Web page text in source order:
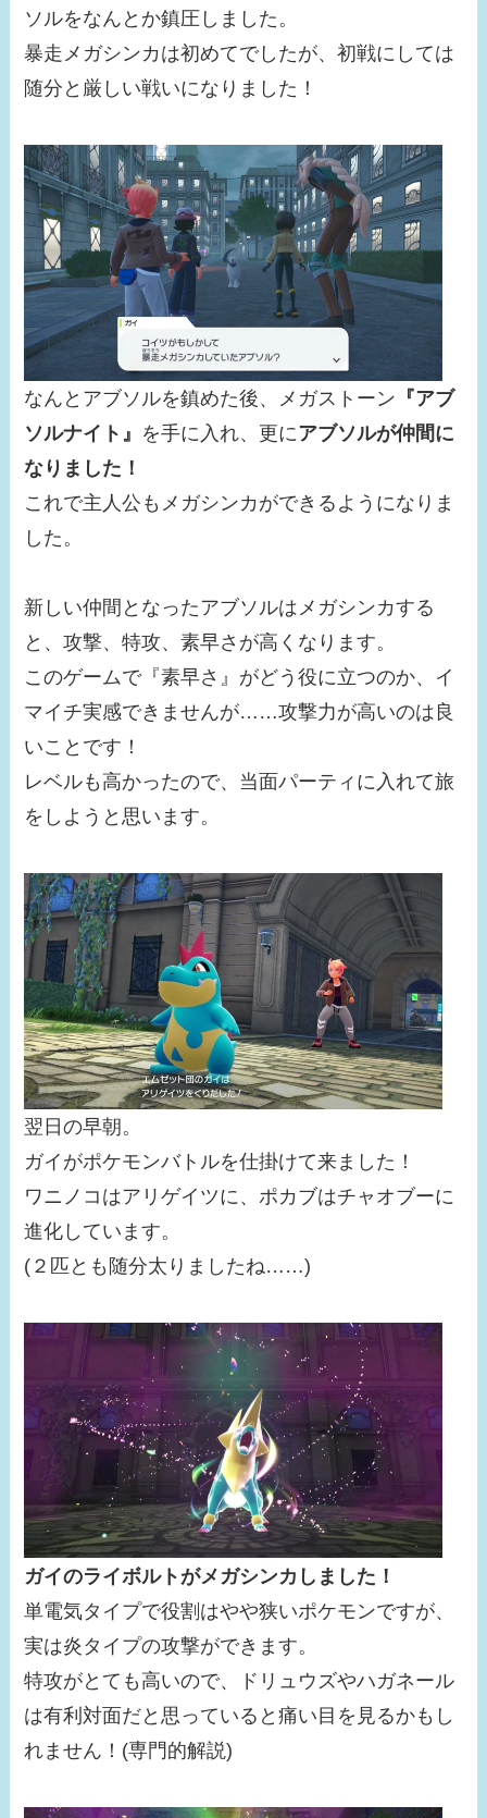
ソルをなんとか鎮圧しました。
暴走メガシンカは初めてでしたが、初戦にしては
随分と厳しい戦いになりました！
なんとアブソルを鎮めた後、メガストーン 『アブ
ソルナイト』 を手に入れ、更にアブソルが仲間に
なりました！
これで主人公もメガシンカができるようになりま
した。
新しい仲間となったアブソルはメガシンカする
と、攻撃、特攻、素早さが高くなります。
このゲームで『素早さ』がどう役に立つのか、イ
マイチ実感できませんが……攻撃力が高いのは良
いことです！
レベルも高かったので、当面パーティに入れて旅
をしようと思います。
翌日の早朝。
ガイがポケモンバトルを仕掛けて来ました！
ワニノコはアリゲイツに、ポカブはチャオブーに
進化しています。
(２匹とも随分太りましたね……)
ガイのライボルトがメガシンカしました！
単電気タイプで役割はやや狭いポケモンですが、
実は炎タイプの攻撃ができます。
特攻がとても高いので、ドリュウズやハガネール
は有利対面だと思っていると痛い目を見るかもし
れません！(専門的解説)